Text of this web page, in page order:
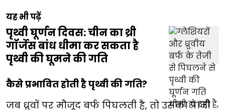
यह भी पढ़ें
पृथ्वी घूर्णन दिवस: चीन का थ्री
गॉर्जेस बांध धीमा कर सकता है
पृथ्वी की घूमने की गति
कैसे प्रभावित होती है पृथ्वी की गति?
जब ध्रुवों पर मौजूद बर्फ पिघलती है, तो उसका पानी